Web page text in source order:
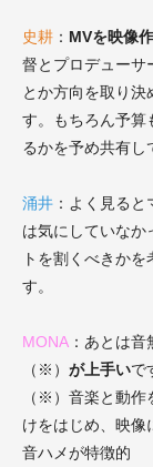
史耕 ： MVを映像
督とプロデューサ
とか方向を取り決
す。もちろん予算
るかを予め共有し
涌井 ：よく見る
は気にしていなか
トを割くべきか
す。
MONA ：あとは
（※） が上手いで
（※）音楽と動作
けをはじめ、映像
音ハメが特徴的